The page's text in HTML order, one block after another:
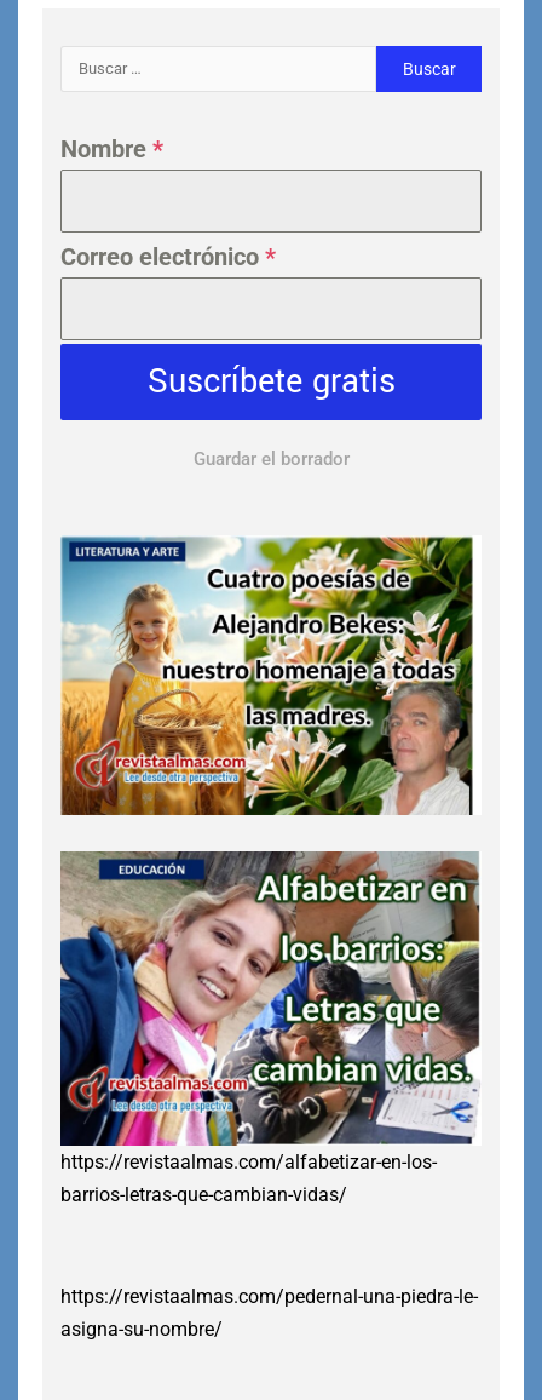
Nombre *
Correo electrónico *
Suscríbete gratis
Guardar el borrador
https://revistaalmas.com/alfabetizar-en-los-
barrios-letras-que-cambian-vidas/
https://revistaalmas.com/pedernal-una-piedra-le-
asigna-su-nombre/